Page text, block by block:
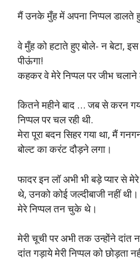
मैं उनके मुँह में अपना निप्पल डालते
वे मुँह को हटाते हुए बोले- न बेटा,
पीऊंगा!
कहकर वे मेरे निप्पल पर जीभ
कितने महीने बाद … जब से करन
निप्पल पर चल रही थी.
मेरा पूरा बदन सिहर गया था, मैं
बोल्ट का करंट दौड़ने लगा।
फादर इन लॉ अभी भी बड़े प्यार से
थे, उनको कोई जल्दीबाजी नहीं थी।
मेरे निप्पल तन चुके थे।
मेरी चूची पर अभी तक उन्होंने दांत
दांत गड़ाये मेरी निप्पल को छोड़ता